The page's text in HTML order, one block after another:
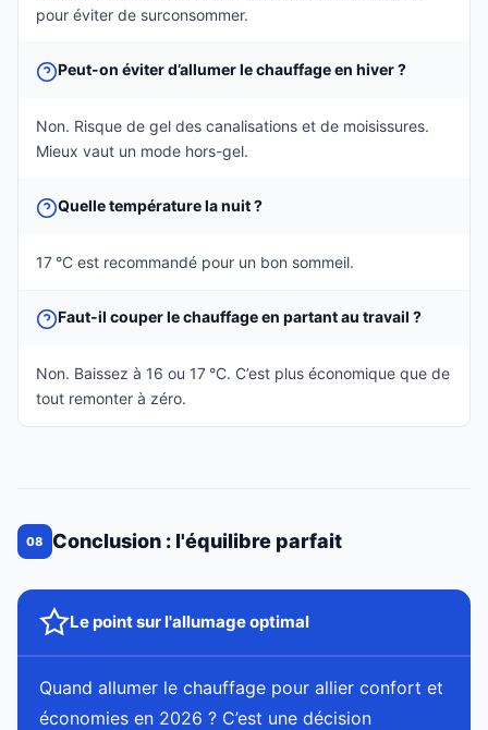
pour éviter de surconsommer.
Peut-on éviter d’allumer le chauffage en hiver ?
Non. Risque de gel des canalisations et de moisissures.
Mieux vaut un mode hors-gel.
Quelle température la nuit ?
17 °C est recommandé pour un bon sommeil.
Faut-il couper le chauffage en partant au travail ?
Non. Baissez à 16 ou 17 °C. C’est plus économique que de
tout remonter à zéro.
08 Conclusion : l'équilibre parfait
Le point sur l'allumage optimal
Quand allumer le chauffage pour allier confort et
économies en 2026 ? C’est une décision